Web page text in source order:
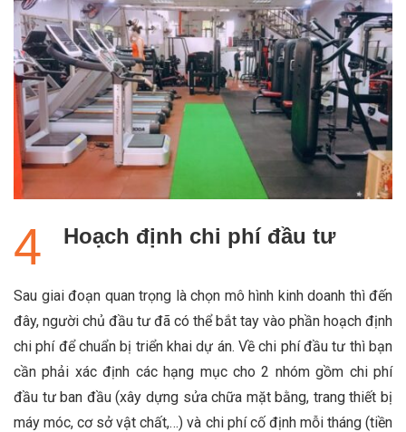
Hoạch định chi phí đầu tư
Sau giai đoạn quan trọng là chọn mô hình kinh doanh thì đến
đây, người chủ đầu tư đã có thể bắt tay vào phần hoạch định
chi phí để chuẩn bị triển khai dự án. Về chi phí đầu tư thì bạn
cần phải xác định các hạng mục cho 2 nhóm gồm chi phí
đầu tư ban đầu (xây dựng sửa chữa mặt bằng, trang thiết bị
máy móc, cơ sở vật chất,…) và chi phí cố định mỗi tháng (tiền